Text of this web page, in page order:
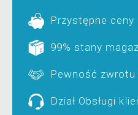
Przystępne ceny
99% stany
Pewność zwrotu
Dział Obsługi